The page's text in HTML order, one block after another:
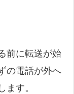
前に転送が始
の電話が外へ
す。